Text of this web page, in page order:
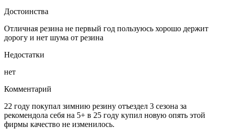
Достоинства
Отличная резина не первый год пользуюсь хорошо держит
дорогу и нет шума от резина
Недостатки
нет
Комментарий
22 году покупал зимнию резину отъездел 3 сезона за
рекомендола себя на 5+ в 25 году купил новую опять этой
фирмы качество не изменилось.